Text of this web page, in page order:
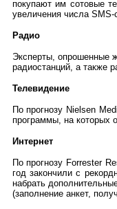
покупают им сотовые
увеличения числа SMS-
Радио
Эксперты, опрошенные
радиостанций, а также
Телевидение
По прогнозу Nielsen
программы, на которых
Интернет
По прогнозу Forrester
год закончили с
набрать
(заполнение анкет,